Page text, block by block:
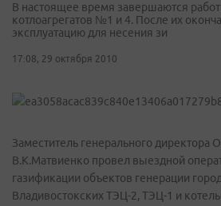
В настоящее время завершаются
котлоагрегатов №1 и 4. После их
эксплуатацию для несения зи
17:08, 29 октября 2010
Заместитель генерального директора
В.К.Матвиенко провел выездной
газификации объектов генерации
Владивостокских ТЭЦ-2, ТЭЦ-1 и